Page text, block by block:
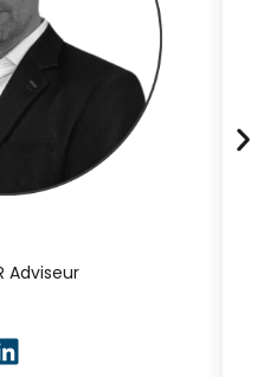
Adviseur